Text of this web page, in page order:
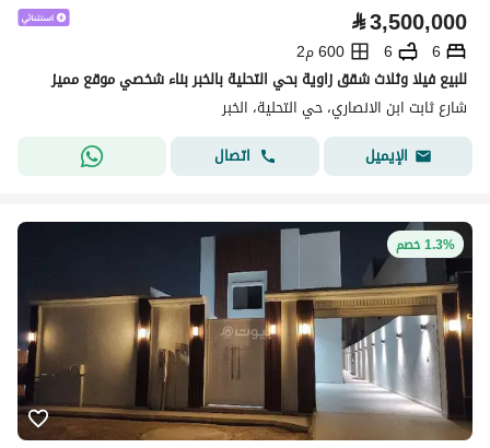
⃁3,500,000
6
6
600 م2
للبيع فيلا وثلاث شقق زاوية بحي التحلية بالخبر بناء شخصي موقع مميز
شارع ثابت ابن الانصاري، حي التحلية، الخبر
الإيميل
اتصال
1.3% خصم